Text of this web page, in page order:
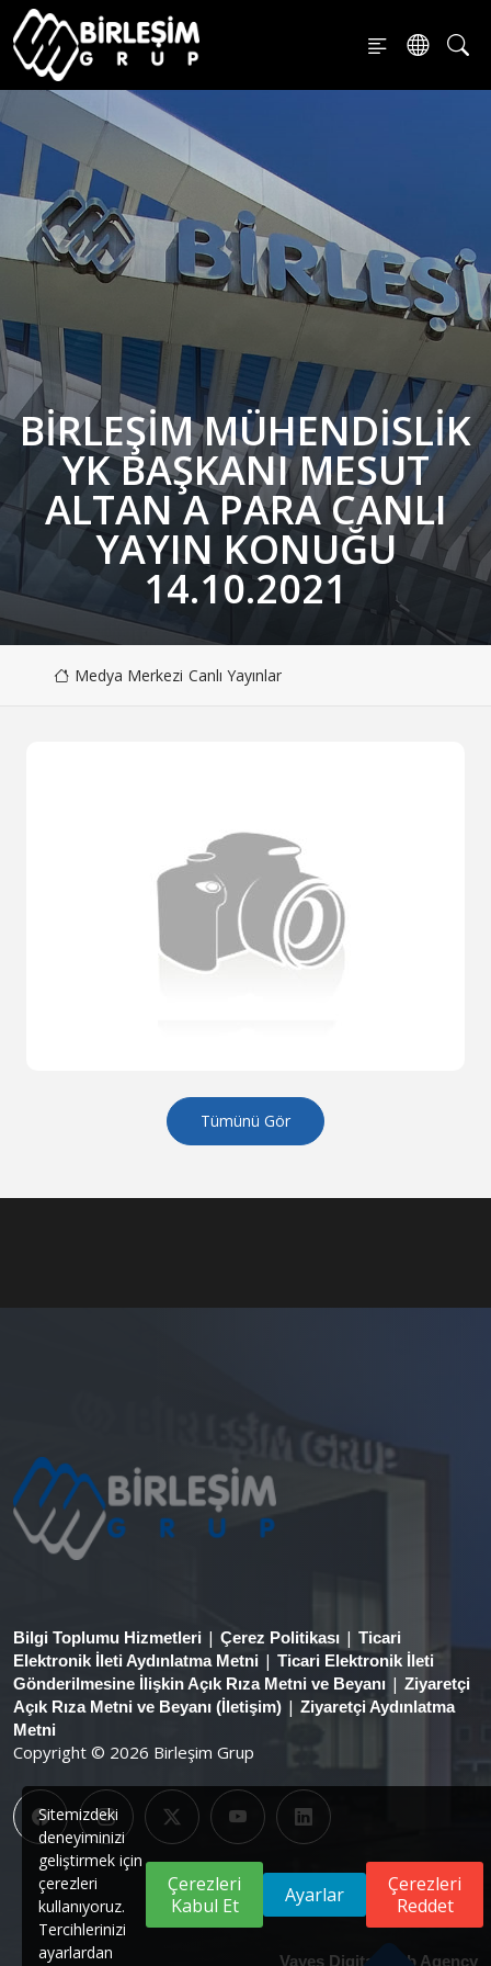
BIRLEŞIM MÜHENDISLIK
YK BAŞKANI MESUT
ALTAN A PARA CANLI
YAYIN KONUĞU
14.10.2021
Medya Merkezi Canlı Yayınlar
Tümünü Gör
Bilgi Toplumu Hizmetleri | Çerez Politikası | Ticari
Elektronik İleti Aydınlatma Metni | Ticari Elektronik İleti
Gönderilmesine İlişkin Açık Rıza Metni ve Beyanı | Ziyaretçi
Açık Rıza Metni ve Beyanı (İletişim) | Ziyaretçi Aydınlatma
Metni
Copyright © 2026 Birleşim Grup
Vayes Digital Web Agency
Sitemizdeki
deneyiminizi
geliştirmek için
çerezleri
kullanıyoruz.
Tercihlerinizi
ayarlardan
Çerezleri
Kabul Et
Ayarlar
Çerezleri
Reddet